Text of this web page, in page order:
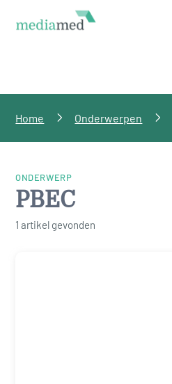
Home Onderwerpen
ONDERWERP
PBEC
1 artikel gevonden